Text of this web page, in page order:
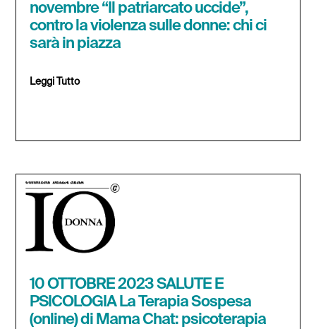
novembre “Il patriarcato uccide”,
contro la violenza sulle donne: chi ci
sarà in piazza
Leggi Tutto
10 OTTOBRE 2023 SALUTE E
PSICOLOGIA La Terapia Sospesa
(online) di Mama Chat: psicoterapia